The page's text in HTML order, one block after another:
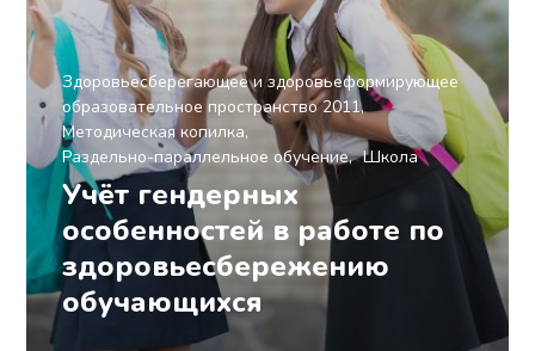
Здоровьесберегающее и здоровьеформирующее
образовательное пространство 2011
Методическая копилка
Раздельно-параллельное обучение
Школа
Учёт гендерных
особенностей в работе по
здоровьесбережению
обучающихся